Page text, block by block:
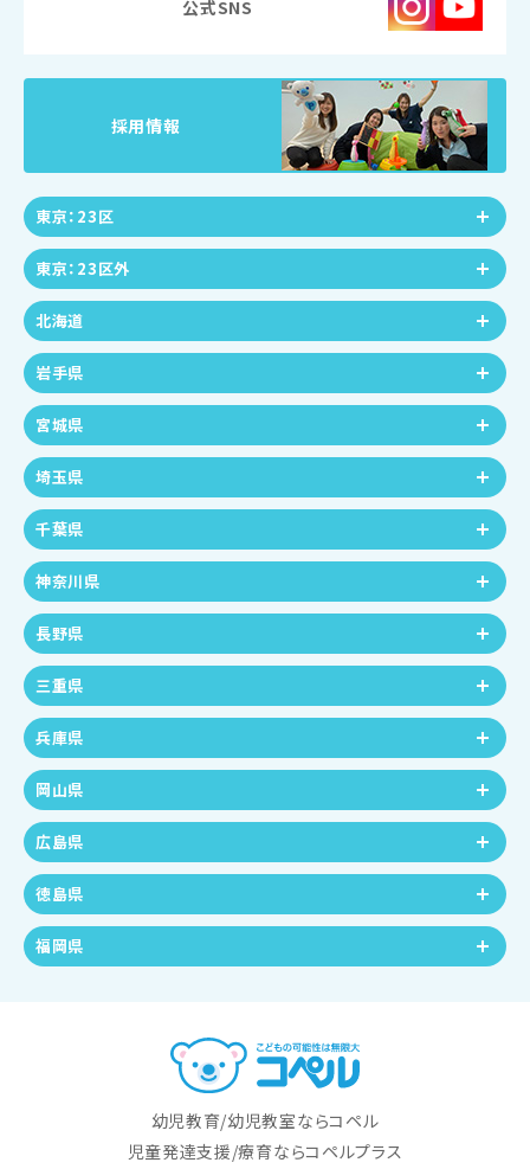
公式SNS
採用情報
東京：23区
東京：23区外
北海道
岩手県
宮城県
埼玉県
千葉県
神奈川県
長野県
三重県
兵庫県
岡山県
広島県
徳島県
福岡県
幼児教育/幼児教室ならコペル
児童発達支援/療育ならコペルプラス